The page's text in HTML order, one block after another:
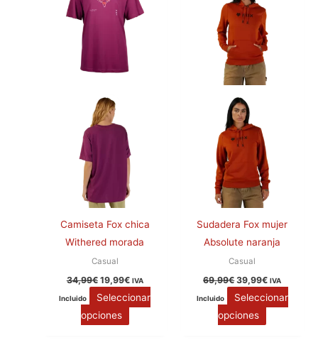
Camiseta Fox chica
Withered morada
Casual
34,99€ 19,99€ IVA
Incluido
Seleccionar
opciones
variantes.
se
página
de
producto
Sudadera Fox mujer
Absolute naranja
Casual
69,99€ 39,99€ IVA
Incluido
Seleccionar
opciones
variantes.
Las
opciones
pueden
página
de
producto